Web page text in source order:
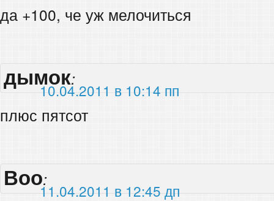
да +100, че уж мелочиться
дымок:
10.04.2011 в 10:14 пп
плюс пятсот
Boo:
11.04.2011 в 12:45 дп